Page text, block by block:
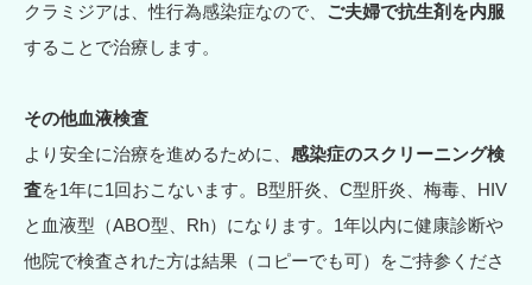
クラミジアは、性行為感染症なので、 ご夫婦で抗生剤を内服
することで治療します。
その他血液検査
より安全に治療を進めるために、 感染症のスクリーニング検
査を1年に1回おこないます。B型肝炎、C型肝炎、梅毒、HIV
と血液型（ABO型、Rh）になります。1年以内に健康診断や
他院で検査された方は結果（コピーでも可）をご持参くださ